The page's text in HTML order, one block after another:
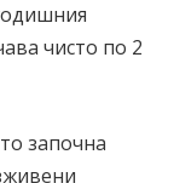
чисто по 2
започна